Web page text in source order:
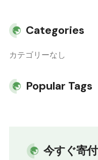
Categories
カテゴリーなし
Popular Tags
今すぐ寄付